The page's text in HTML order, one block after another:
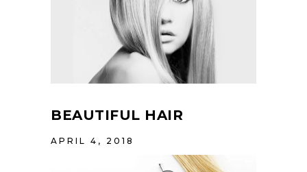
BEAUTIFUL HAIR
APRIL 4, 2018